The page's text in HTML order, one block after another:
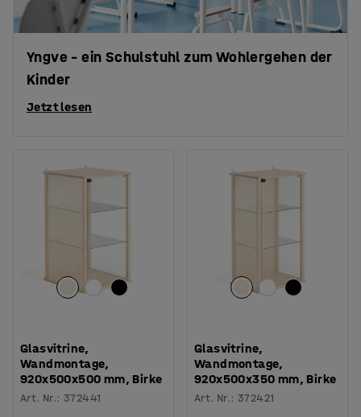
Yngve – ein Schulstuhl zum Wohlergehen der
Kinder
Jetzt lesen
Glasvitrine,
Wandmontage,
920x500x500 mm, Birke
Art. Nr.:372441
Glasvitrine,
Wandmontage,
920x500x350 mm, Birke
Art. Nr.:372421